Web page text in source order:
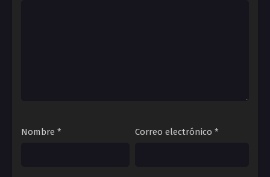
Nombre * Correo electrónico *